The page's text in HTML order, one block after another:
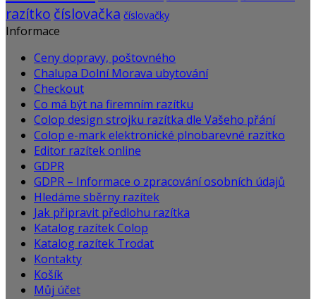
razítko číslovačka číslovačky
Informace
Ceny dopravy, poštovného
Chalupa Dolní Morava ubytování
Checkout
Co má být na firemním razítku
Colop design strojku razítka dle Vašeho přání
Colop e-mark elektronické plnobarevné razítko
Editor razítek online
GDPR
GDPR – Informace o zpracování osobních údajů
Hledáme sběrny razítek
Jak připravit předlohu razítka
Katalog razítek Colop
Katalog razítek Trodat
Kontakty
Košík
Můj účet